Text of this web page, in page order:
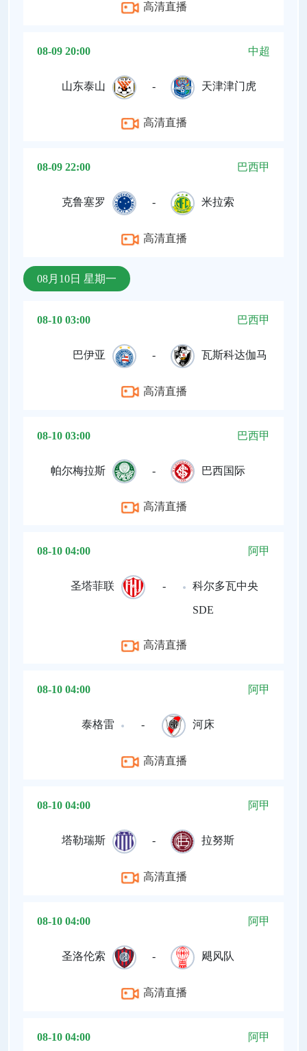
高清直播
08-09 20:00 中超
山东泰山 - 天津津门虎
高清直播
08-09 22:00 巴西甲
克鲁塞罗 - 米拉索
高清直播
08月10日 星期一
08-10 03:00 巴西甲
巴伊亚 - 瓦斯科达伽马
高清直播
08-10 03:00 巴西甲
帕尔梅拉斯 - 巴西国际
高清直播
08-10 04:00 阿甲
圣塔菲联 - 科尔多瓦中央
SDE
高清直播
08-10 04:00 阿甲
泰格雷 - 河床
高清直播
08-10 04:00 阿甲
塔勒瑞斯 - 拉努斯
高清直播
08-10 04:00 阿甲
圣洛伦索 - 飓风队
高清直播
08-10 04:00 阿甲